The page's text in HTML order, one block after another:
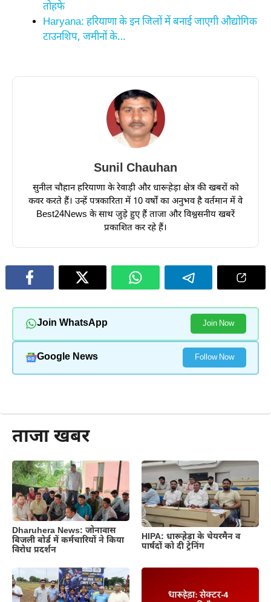
तोहफे
Haryana: हरियाणा के इन जिलों में बनाई जाएगी औद्योगिक
टाउनशिप, जमीनों के…
Sunil Chauhan
सुनील चौहान हरियाणा के रेवाड़ी और धारूहेड़ा क्षेत्र की खबरों को
कवर करते हैं। उन्हें पत्रकारिता में 10 वर्षों का अनुभव है वर्तमान में वे
Best24News के साथ जुड़े हुए हैं ताजा और विश्वसनीय खबरें
प्रकाशित कर रहे हैं।
Join WhatsApp Join Now
Google News Follow Now
ताजा खबर
Dharuhera News: जोनावास
बिजली बोर्ड में कर्मचारियों ने किया
विरोध प्रदर्शन
HIPA: धारूहेड़ा के चेयरमैन व
पार्षदों को दी ट्रेनिंग